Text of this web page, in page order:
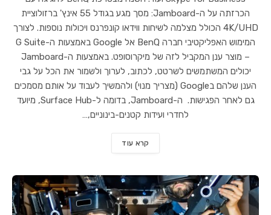
הכרזתה על ה-Jamboard: מסך מגע בגודל 55 אינץ' ברזולוציית
4K/UHD הכולל מצלמה לשיחות ווידאו קונפרנס ויכולות נוספות. לצורך
המימוש האפליקטיבי חברה BenQ אל Google באמצעות ה-G Suite
– מוצר ענן המקביל לזה של מיקרוסופט. באמצעות ה-Jamboard
יכולים המשתמשים לשרטט, לכתוב, לערוך ולשמור את הכל על גבי
הענן שלהם בGoogle (מצריך מנוי) ולהמשיך לעבוד על אותם מסמכים
גם לאחר הפגישות. ה-Jamboard, בדומה ל-Surface Hub, מיועד
לחדרי ועידות קטנים-בינוניים,…
קרא עוד